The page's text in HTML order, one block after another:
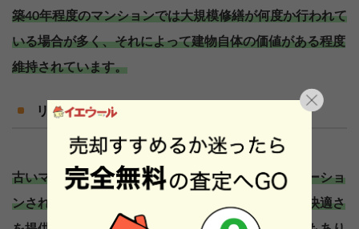
築40年程度のマンションでは大規模修繕が何度か行われて
いる場合が多く、それによって建物自体の価値がある程度
維持されています。
リノベーションと価値向上
古いマンションでも内装や設備がしっかりとリノベーショ
ンされている場合、新しいマンションと変わらない快適さ